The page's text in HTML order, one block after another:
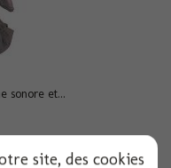
sonore et...
site, des cookies